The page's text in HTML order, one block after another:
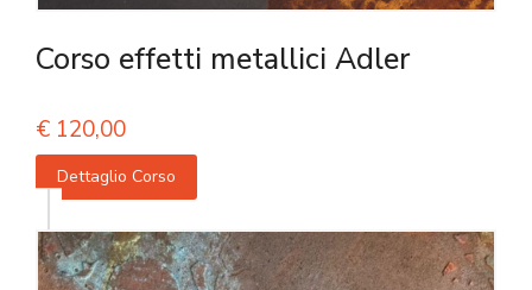
Corso effetti metallici Adler
€ 120,00
Dettaglio Corso